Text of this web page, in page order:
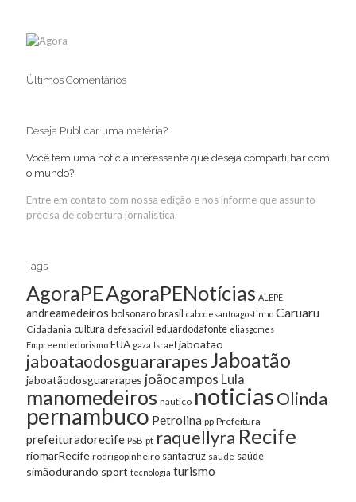
Últimos Comentários
Deseja Publicar uma matéria?
Você tem uma notícia interessante que deseja compartilhar com
o mundo?
Entre em contato com nossa edição e nos informe que assunto
precisa de cobertura jornalística.
Tags
AgoraPEAgoraPENotícias ALEPE
andreamedeiros bolsonarobrasil cabodesantoagostinho Caruaru
Cidadania cultura defesacivil eduardodafonte eliasgomes
Empreendedorismo EUA gaza Israel jaboatao
jaboataodosguararapesJaboatão
jaboatãodosguararapes joãocampos Lula
manomedeiros nautico noticiasOlinda
pernambuco Petrolina pp Prefeitura
prefeituradorecife PSB pt raquellyra Recife
riomarRecife rodrigopinheiro santacruz saude saúde
simãodurando sport tecnologia turismo